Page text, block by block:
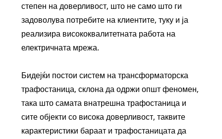
степен на доверливост, што не само што ги
задоволува потребите на клиентите, туку и ја
реализира висококвалитетната работа на
електричната мрежа.
Бидејќи постои систем на трансформаторска
трафостаница, склона да одржи општ феномен,
така што самата внатрешна трафостаница и
сите објекти со висока доверливост, таквите
карактеристики бараат и трафостаницата да